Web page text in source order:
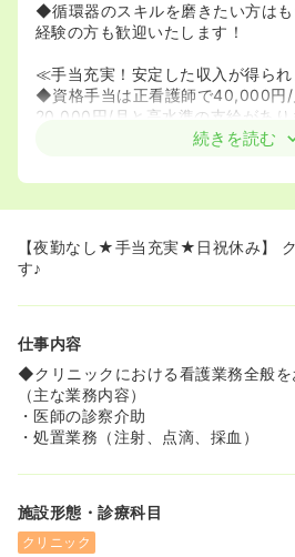
◆循環器のスキルを磨きたい方は
経験の方も歓迎いたします！
≪手当充実！安定した収入が得ら
◆資格手当は正看護師で40,000円/
20,000円/月と高水準の支給があり
◆ベースアップ評価料手当や技能手
◆賞与は年2回支給あり！月給
≪仕事もプライベートも大切にで
◆日祝休み固定に加え、水曜または
◆日勤のみのお仕事なので、生活
◆無料駐車場完備でマイカー通勤
毎日の通勤もラクラクです！
≪安心して長く働ける福利厚生≫
◆退職金制度もしっかり完備されて
◆再雇用制度などの相談も可能で
◆試用期間中も条件の変動がないた
持ってスタートできます♪
続きを読む
【夜勤なし★手当充実★日祝休み】
す♪
仕事内容
◆クリニックにおける看護業務全般を
（主な業務内容）
・医師の診察介助
・処置業務（注射、点滴、採血）
施設形態・診療科目
クリニック